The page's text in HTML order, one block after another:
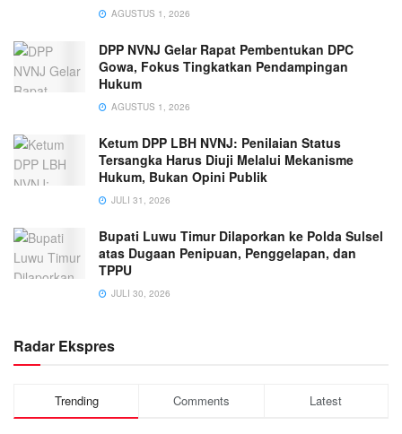
AGUSTUS 1, 2026
DPP NVNJ Gelar Rapat Pembentukan DPC
Gowa, Fokus Tingkatkan Pendampingan
Hukum
AGUSTUS 1, 2026
Ketum DPP LBH NVNJ: Penilaian Status
Tersangka Harus Diuji Melalui Mekanisme
Hukum, Bukan Opini Publik
JULI 31, 2026
Bupati Luwu Timur Dilaporkan ke Polda Sulsel
atas Dugaan Penipuan, Penggelapan, dan
TPPU
JULI 30, 2026
Radar Ekspres
Trending Comments Latest